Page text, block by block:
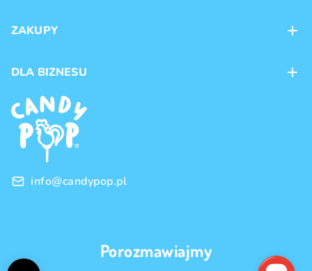
Sklepy
ZAKUPY
Dostawa
Regulamin
Polityka prywatności
DLA BIZNESU
Franczyza
Handel hurtowy
info@candypop.pl
Porozmawiajmy